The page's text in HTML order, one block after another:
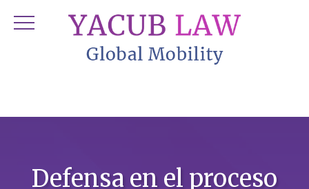
Defensa en el proceso